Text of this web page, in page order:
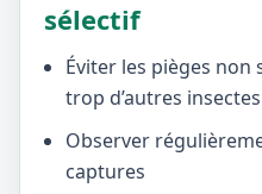
sélectif
Éviter les pièges
trop d’autres insectes
Observer
captures